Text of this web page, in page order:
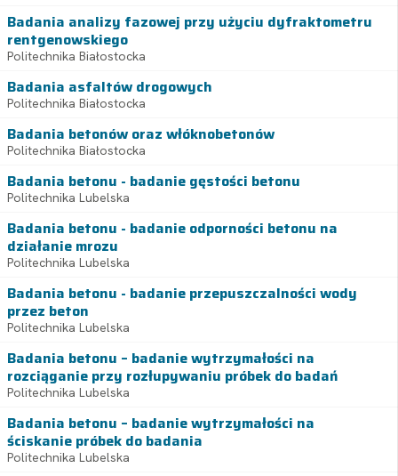
Badania analizy fazowej przy użyciu dyfraktometru
rentgenowskiego
Politechnika Białostocka
Badania asfaltów drogowych
Politechnika Białostocka
Badania betonów oraz włóknobetonów
Politechnika Białostocka
Badania betonu - badanie gęstości betonu
Politechnika Lubelska
Badania betonu - badanie odporności betonu na
działanie mrozu
Politechnika Lubelska
Badania betonu - badanie przepuszczalności wody
przez beton
Politechnika Lubelska
Badania betonu – badanie wytrzymałości na
rozciąganie przy rozłupywaniu próbek do badań
Politechnika Lubelska
Badania betonu – badanie wytrzymałości na
ściskanie próbek do badania
Politechnika Lubelska